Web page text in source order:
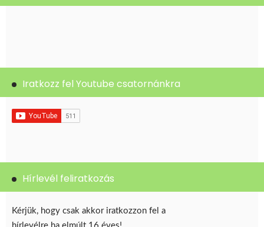
Iratkozz fel Youtube csatornánkra
Hírlevél feliratkozás